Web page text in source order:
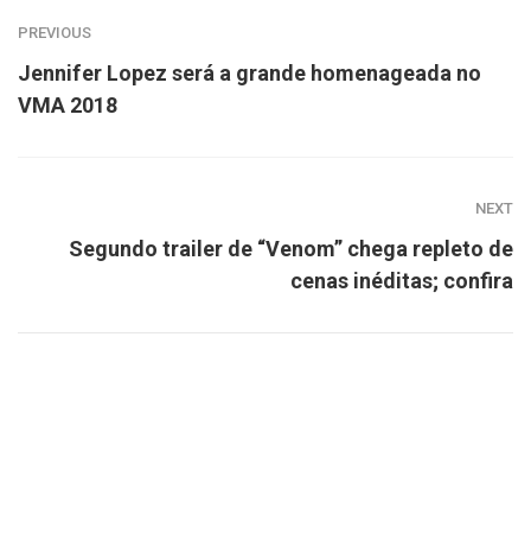
PREVIOUS
Jennifer Lopez será a grande homenageada no
VMA 2018
NEXT
Segundo trailer de “Venom” chega repleto de
cenas inéditas; confira